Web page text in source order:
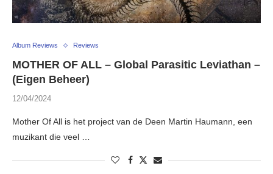
Album Reviews Reviews
MOTHER OF ALL – Global Parasitic Leviathan –
(Eigen Beheer)
12/04/2024
Mother Of All is het project van de Deen Martin Haumann, een
muzikant die veel …